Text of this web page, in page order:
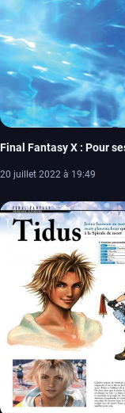
Final Fantasy X : Pour
20 juillet 2022 à 19:49